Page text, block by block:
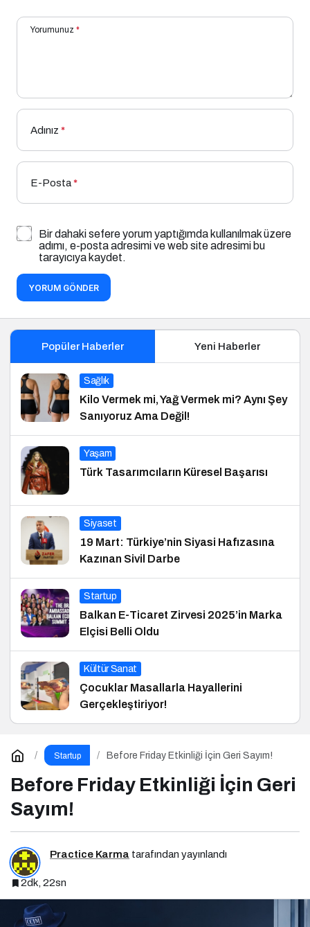
Yorumunuz *
Adınız *
E-Posta*
Bir dahaki sefere yorum yaptığımda kullanılmak üzere
adımı, e-posta adresimi ve web site adresimi bu
tarayıcıya kaydet.
YORUM GÖNDER
Popüler Haberler Yeni Haberler
Sağlık
Kilo Vermek mi, Yağ Vermek mi? Aynı Şey
Sanıyoruz Ama Değil!
Yaşam
Türk Tasarımcıların Küresel Başarısı
Siyaset
19 Mart: Türkiye’nin Siyasi Hafızasına
Kazınan Sivil Darbe
Startup
Balkan E-Ticaret Zirvesi 2025’in Marka
Elçisi Belli Oldu
Kültür Sanat
Çocuklar Masallarla Hayallerini
Gerçekleştiriyor!
Startup Before Friday Etkinliği İçin Geri Sayım!
Before Friday Etkinliği İçin Geri
Sayım!
Practice Karma tarafından yayınlandı
2dk, 22sn